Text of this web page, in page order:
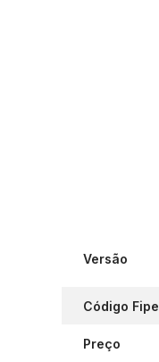
Versão
Código Fipe
Preço